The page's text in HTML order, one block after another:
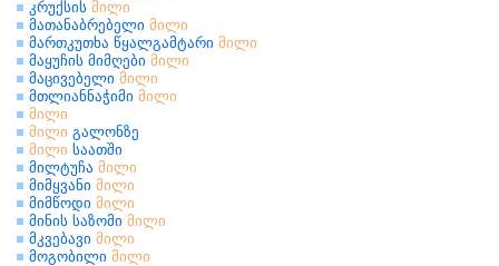
კრუქსის მილი
მათანაბრებელი მილი
მართკუთხა წყალგამტარი მილი
მაყუჩის მიმღები მილი
მაცივებელი მილი
მთლიანნაჭიმი მილი
მილი
მილი გალონზე
მილი საათში
მილტუჩა მილი
მიმყვანი მილი
მიმწოდი მილი
მინის საზომი მილი
მკვებავი მილი
მოგობილი მილი